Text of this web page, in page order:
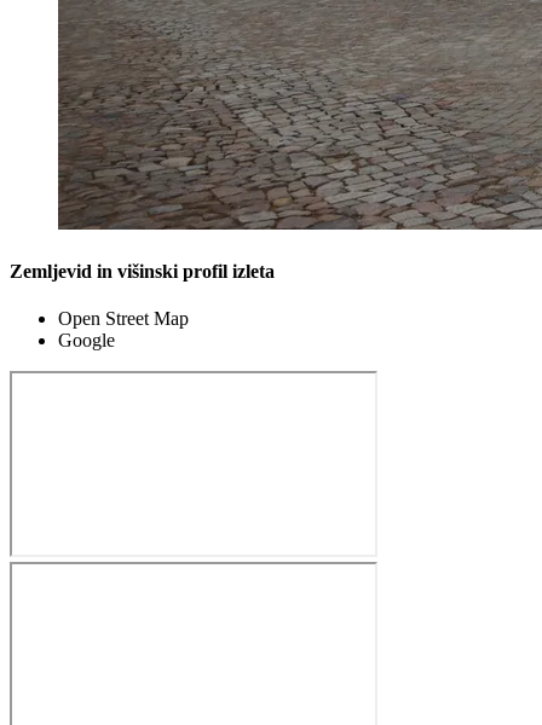
Zemljevid in višinski profil izleta
Open Street Map
Google